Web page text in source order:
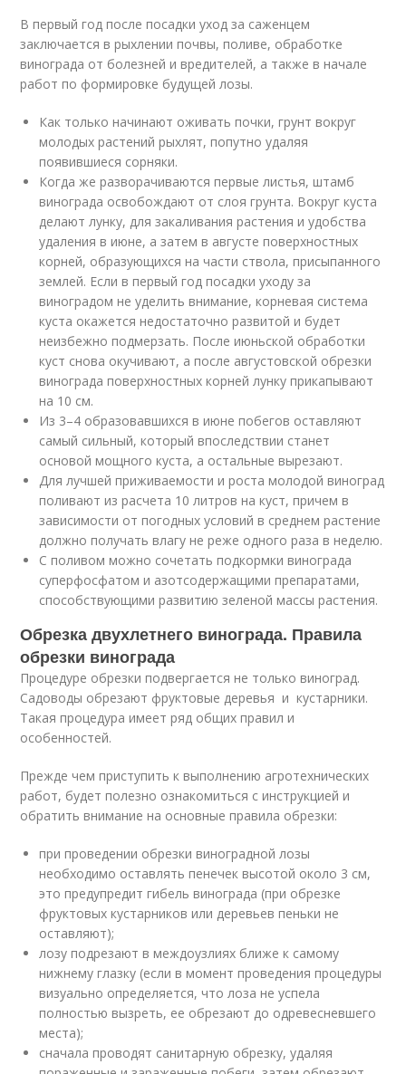
В первый год после посадки уход за саженцем
заключается в рыхлении почвы, поливе, обработке
винограда от болезней и вредителей, а также в начале
работ по формировке будущей лозы.
Как только начинают оживать почки, грунт вокруг
молодых растений рыхлят, попутно удаляя
появившиеся сорняки.
Когда же разворачиваются первые листья, штамб
винограда освобождают от слоя грунта. Вокруг куста
делают лунку, для закаливания растения и удобства
удаления в июне, а затем в августе поверхностных
корней, образующихся на части ствола, присыпанного
землей. Если в первый год посадки уходу за
виноградом не уделить внимание, корневая система
куста окажется недостаточно развитой и будет
неизбежно подмерзать. После июньской обработки
куст снова окучивают, а после августовской обрезки
винограда поверхностных корней лунку прикапывают
на 10 см.
Из 3–4 образовавшихся в июне побегов оставляют
самый сильный, который впоследствии станет
основой мощного куста, а остальные вырезают.
Для лучшей приживаемости и роста молодой виноград
поливают из расчета 10 литров на куст, причем в
зависимости от погодных условий в среднем растение
должно получать влагу не реже одного раза в неделю.
С поливом можно сочетать подкормки винограда
суперфосфатом и азотсодержащими препаратами,
способствующими развитию зеленой массы растения.
Обрезка двухлетнего винограда. Правила
обрезки винограда
Процедуре обрезки подвергается не только виноград.
Садоводы обрезают фруктовые деревья и кустарники.
Такая процедура имеет ряд общих правил и
особенностей.
Прежде чем приступить к выполнению агротехнических
работ, будет полезно ознакомиться с инструкцией и
обратить внимание на основные правила обрезки:
при проведении обрезки виноградной лозы
необходимо оставлять пенечек высотой около 3 см,
это предупредит гибель винограда (при обрезке
фруктовых кустарников или деревьев пеньки не
оставляют);
лозу подрезают в междоузлиях ближе к самому
нижнему глазку (если в момент проведения процедуры
визуально определяется, что лоза не успела
полностью вызреть, ее обрезают до одревесневшего
места);
сначала проводят санитарную обрезку, удаляя